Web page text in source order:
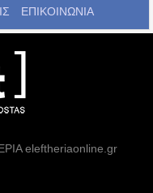
ΕΠΙΚΟΙΝΩΝΙΑ
eleftheriaonline.gr